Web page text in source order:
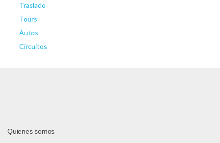
Traslado
Tours
Autos
Circuitos
Quienes somos